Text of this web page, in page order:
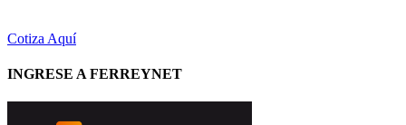
Cotiza Aquí
INGRESE A FERREYNET